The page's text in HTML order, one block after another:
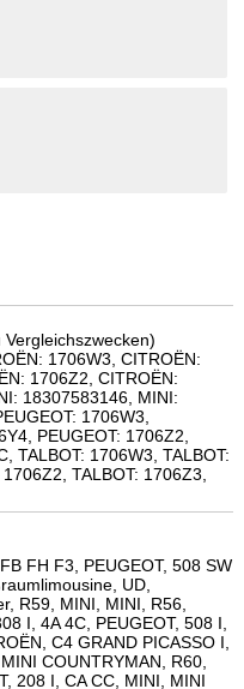
1706W3, CITROËN:
1706Z2, CITROËN:
18307583146, MINI:
1706W3,
PEUGEOT: 1706Z2,
TALBOT: 1706W3, TALBOT:
TALBOT: 1706Z3,
FH F3, PEUGEOT, 508 SW
UD,
R59, MINI, MINI, R56,
I, 4A 4C, PEUGEOT, 508 I,
C4 GRAND PICASSO I,
COUNTRYMAN, R60,
208 I, CA CC, MINI, MINI